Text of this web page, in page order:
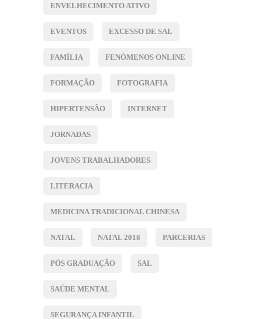
ENVELHECIMENTO ATIVO
EVENTOS EXCESSO DE SAL
FAMÍLIA FENÓMENOS ONLINE
FORMAÇÃO FOTOGRAFIA
HIPERTENSÃO INTERNET
JORNADAS
JOVENS TRABALHADORES
LITERACIA
MEDICINA TRADICIONAL CHINESA
NATAL NATAL 2018 PARCERIAS
PÓS GRADUAÇÃO SAL
SAÚDE MENTAL
SEGURANÇA INFANTIL